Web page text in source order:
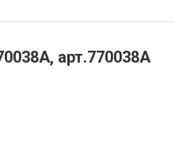
арт.770038A